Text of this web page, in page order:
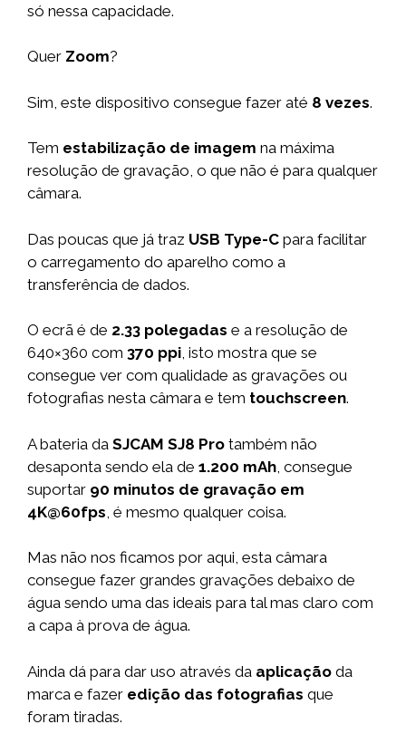
só nessa capacidade.
Quer Zoom?
Sim, este dispositivo consegue fazer até 8 vezes.
Tem estabilização de imagem na máxima
resolução de gravação, o que não é para qualquer
câmara.
Das poucas que já traz USB Type-C para facilitar
o carregamento do aparelho como a
transferência de dados.
O ecrã é de 2.33 polegadas e a resolução de
640×360 com 370 ppi, isto mostra que se
consegue ver com qualidade as gravações ou
fotografias nesta câmara e tem touchscreen.
A bateria da SJCAM SJ8 Pro também não
desaponta sendo ela de 1.200 mAh , consegue
suportar 90 minutos de gravação em
4K@60fps , é mesmo qualquer coisa.
Mas não nos ficamos por aqui, esta câmara
consegue fazer grandes gravações debaixo de
água sendo uma das ideais para tal mas claro com
a capa à prova de água.
Ainda dá para dar uso através da aplicação da
marca e fazer edição das fotografias que
foram tiradas.